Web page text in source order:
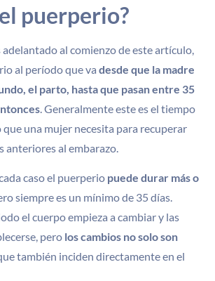
puerperio?
adelantado al comienzo de este artículo,
al período que vadesde que la madre
el parto, hasta que pasan entre 35
. Generalmente este es el tiempo
una mujer necesita para recuperar
anteriores al embarazo.
caso el puerperio puede durar más o
siempre es un mínimo de 35 días.
el cuerpo empieza a cambiar y las
pero los cambios no solo son
también inciden directamente en el